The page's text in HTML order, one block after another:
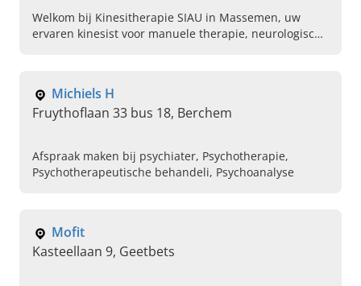
Welkom bij Kinesitherapie SIAU in Massemen, uw
ervaren kinesist voor manuele therapie, neurologische
Michiels H
Fruythoflaan 33 bus 18, Berchem
Afspraak maken bij psychiater, Psychotherapie,
Psychotherapeutische behandeli, Psychoanalyse
Mofit
Kasteellaan 9, Geetbets